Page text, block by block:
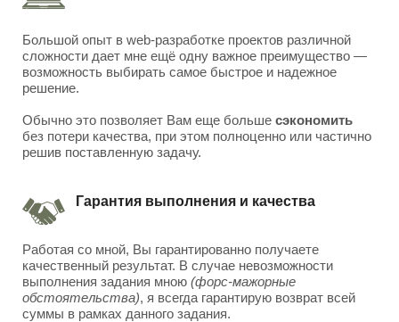
Большой опыт в web-разработке проектов различной
сложности дает мне ещё одну важное преимущество —
возможность выбирать самое быстрое и надежное
решение.
Обычно это позволяет Вам еще больше сэкономить
без потери качества, при этом полноценно или частично
решив поставленную задачу.
Гарантия выполнения и качества
Работая со мной, Вы гарантированно получаете
качественный результат. В случае невозможности
выполнения задания мною (форс-мажорные
обстоятельства), я всегда гарантирую возврат всей
суммы в рамках данного задания.